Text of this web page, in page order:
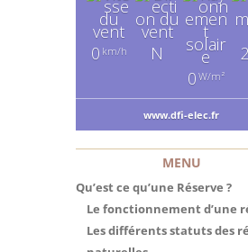
0 km/h
N
0 W/m²
www.dfi-elec.fr
MENU
Qu’est ce qu’une Réserve ?
Le fonctionnement d’une
Les différents statuts des